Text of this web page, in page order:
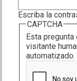
Escriba la
CAPTCHA
Esta
visitante
automatizado.